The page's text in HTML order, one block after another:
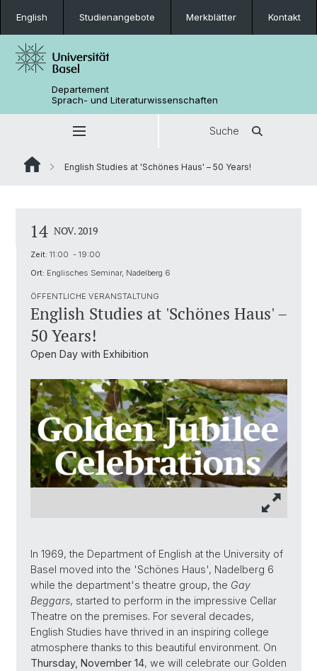
English Studienangebote Merkblätter Kontakt
Departement
Sprach- und Literaturwissenschaften
Suche
English Studies at 'Schönes Haus' – 50 Years!
14 NOV. 2019
Zeit: 11:00 - 19:00
Ort: Englisches Seminar, Nadelberg 6
ÖFFENTLICHE VERANSTALTUNG
English Studies at 'Schönes Haus' –
50 Years!
Open Day with Exhibition
In 1969, the Department of English at the University of
Basel moved into the 'Schönes Haus', Nadelberg 6
while the department's theatre group, the Gay
Beggars, started to perform in the impressive Cellar
Theatre on the premises. For several decades,
English Studies have thrived in an inspiring college
atmosphere thanks to this beautiful environment. On
Thursday, November 14, we will celebrate our Golden